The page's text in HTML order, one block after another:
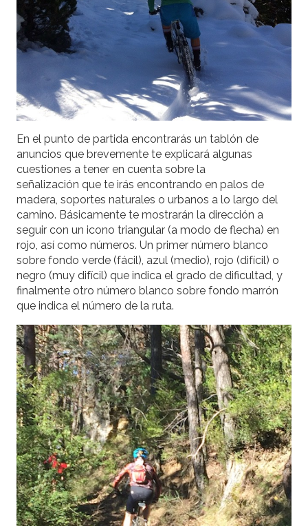
En el punto de partida encontrarás un tablón de
anuncios que brevemente te explicará algunas
cuestiones a tener en cuenta sobre la
señalización que te irás encontrando en palos de
madera, soportes naturales o urbanos a lo largo del
camino. Básicamente te mostrarán la dirección a
seguir con un icono triangular (a modo de flecha) en
rojo, así como números. Un primer número blanco
sobre fondo verde (fácil), azul (medio), rojo (difícil) o
negro (muy difícil) que indica el grado de dificultad, y
finalmente otro número blanco sobre fondo marrón
que indica el número de la ruta.